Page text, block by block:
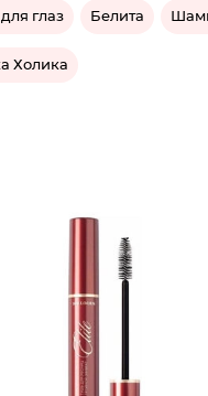
глаз Белита
Холика